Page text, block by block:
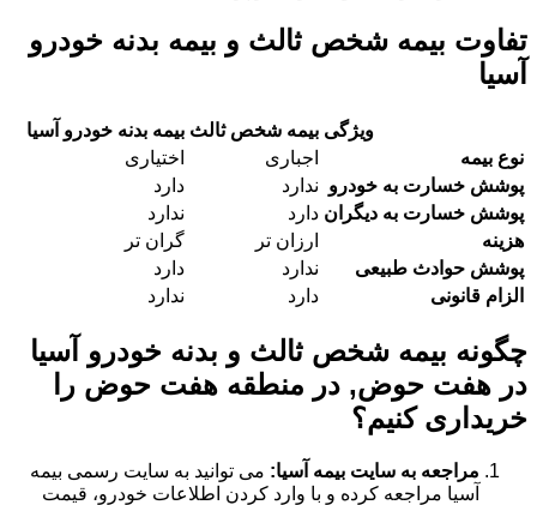
تفاوت بیمه شخص ثالث و بیمه بدنه خودرو
آسیا
ویژگی بیمه شخص ثالث بیمه بدنه خودرو آسیا
نوع بیمه
اجباری
اختیاری
پوشش خسارت به خودرو ندارد
دارد
پوشش خسارت به دیگران دارد
ندارد
هزینه
ارزان تر
گران تر
پوشش حوادث طبیعی
ندارد
دارد
الزام قانونی
دارد ندارد
چگونه بیمه شخص ثالث و بدنه خودرو آسیا
در هفت حوض, در منطقه هفت حوض را
خریداری کنیم؟
مراجعه به سایت بیمه آسیا: می توانید به سایت رسمی بیمه
آسیا مراجعه کرده و با وارد کردن اطلاعات خودرو، قیمت